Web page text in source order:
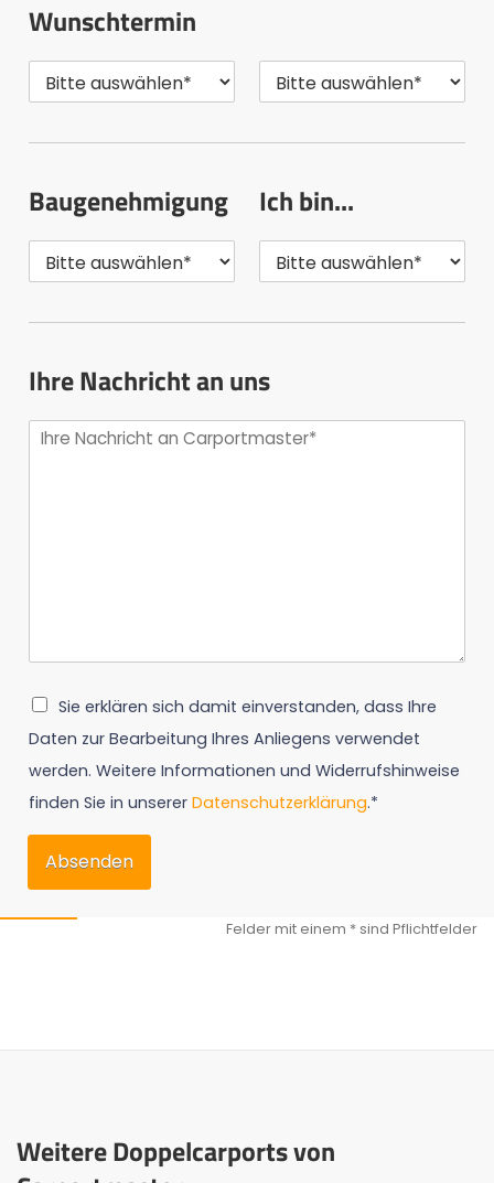
Wunschtermin
Baugenehmigung Ich bin...
Ihre Nachricht an uns
Sie erklären sich damit einverstanden, dass Ihre
Daten zur Bearbeitung Ihres Anliegens verwendet
werden. Weitere Informationen und Widerrufshinweise
finden Sie in unserer Datenschutzerklärung.*
Absenden
Weitere Doppelcarports von